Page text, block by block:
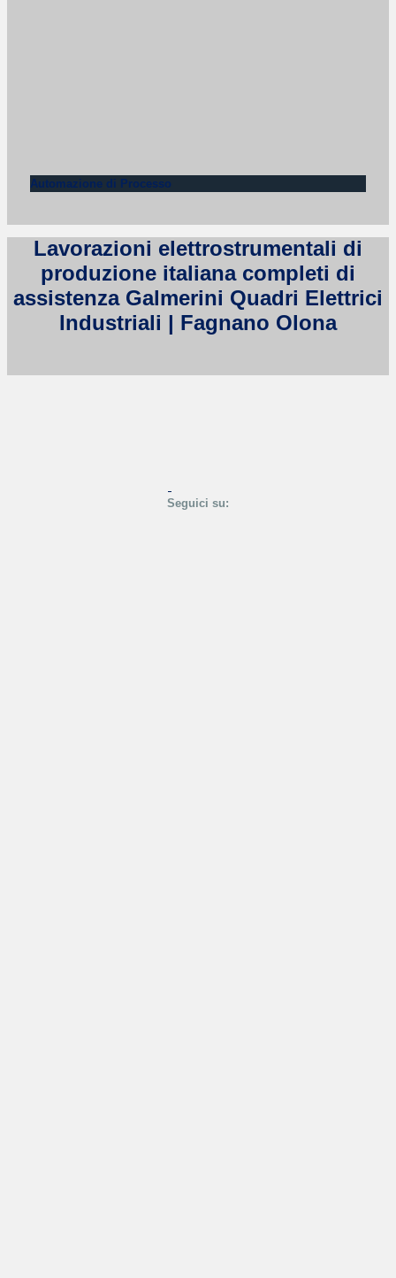
Automazione di Processo
Lavorazioni elettrostrumentali di
produzione italiana completi di
assistenza Galmerini Quadri Elettrici
Industriali | Fagnano Olona
Seguici su: